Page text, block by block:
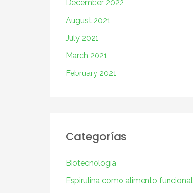
December 2022
August 2021
July 2021
March 2021
February 2021
Categorías
Biotecnología
Espirulina como alimento funcional